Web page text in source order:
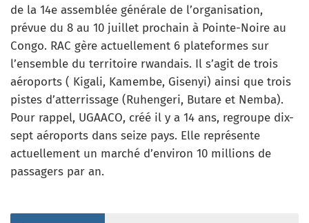
de la 14e assemblée générale de l’organisation,
prévue du 8 au 10 juillet prochain à Pointe-Noire au
Congo. RAC gère actuellement 6 plateformes sur
l’ensemble du territoire rwandais. Il s’agit de trois
aéroports ( Kigali, Kamembe, Gisenyi) ainsi que trois
pistes d’atterrissage (Ruhengeri, Butare et Nemba).
Pour rappel, UGAACO, créé il y a 14 ans, regroupe dix-
sept aéroports dans seize pays. Elle représente
actuellement un marché d’environ 10 millions de
passagers par an.